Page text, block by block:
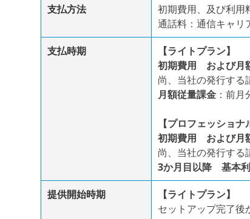
支払方法
初期費用、及び利用
通話料：通信キャリ
支払時期
【ライトプラン】
初期費用 および月
尚、当社の発行する
月額従量課金 ：前
【プロフェッショナ
初期費用 および月
尚、当社の発行する
3か月目以降 基本
提供開始時期
【ライトプラン】
セットアップ完了後